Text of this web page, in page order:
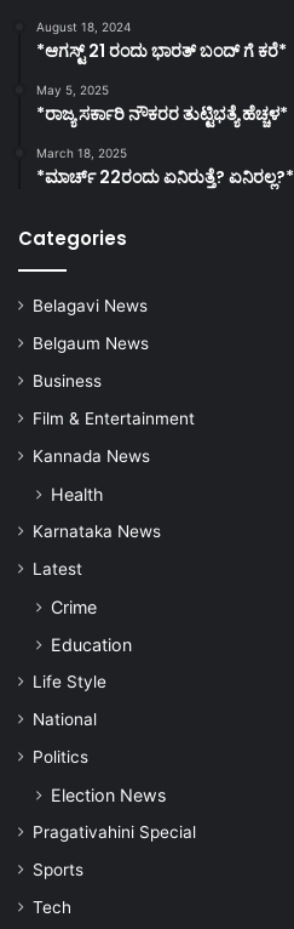
August 18, 2024
*ಆಗಸ್ಟ್ 21 ರಂದು ಭಾರತ್‌ ಬಂದ್‌ ಗೆ ಕರೆ*
May 5, 2025
*ರಾಜ್ಯ ಸರ್ಕಾರಿ ನೌಕರರ ತುಟ್ಟಿಭತ್ಯೆ ಹೆಚ್ಚಳ*
March 18, 2025
*ಮಾರ್ಚ್ 22ರಂದು ಏನಿರುತ್ತೆ? ಏನಿರಲ್ಲ?*
Categories
Belagavi News
Belgaum News
Business
Film & Entertainment
Kannada News
Health
Karnataka News
Latest
Crime
Education
Life Style
National
Politics
Election News
Pragativahini Special
Sports
Tech